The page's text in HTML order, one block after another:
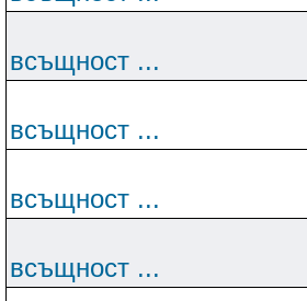
всъщност ...
всъщност ...
всъщност ...
всъщност ...